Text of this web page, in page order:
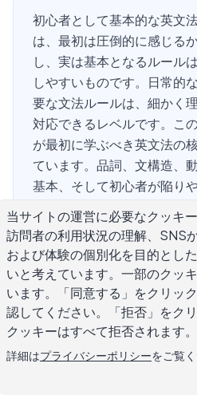
初心者として基本的な英文
は、最初は圧倒的に感じる
し、実は基本となるルール
しやすいものです。日常的
要な文法ルールは、細かく
対応できるレベルです。こ
が最初に学ぶべき英文法の
ています。品詞、文構造、
基本、そして初心者が陥り
アの投稿など、どのような
知識があれば、あなたの文
できる、そして読みやすく
めて、あなたが書くすべて
礎を築きましょう。
初心者が最初に学
当サイトの運営に必要なクッキ
訪問者の利用状況の理解、SNS
および体験の個別化を目的とし
いと考えています。一部のクッ
います。「同意する」をクリッ
認してください。「拒否」をク
クッキーはすべて拒否されます。
詳細はプライバシーポリシーをご覧